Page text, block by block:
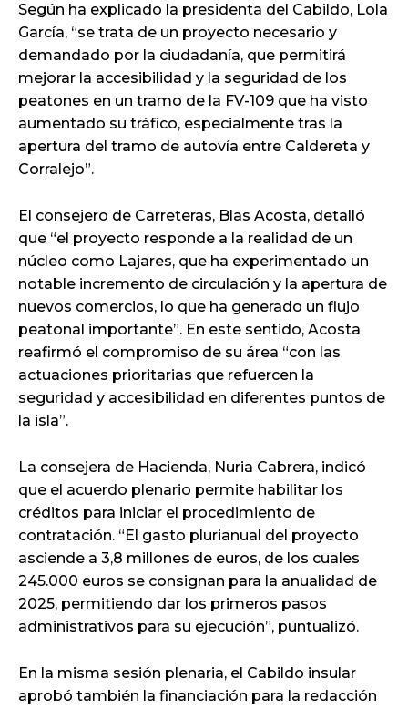
Según ha explicado la presidenta del Cabildo, Lola
García, “se trata de un proyecto necesario y
demandado por la ciudadanía, que permitirá
mejorar la accesibilidad y la seguridad de los
peatones en un tramo de la FV-109 que ha visto
aumentado su tráfico, especialmente tras la
apertura del tramo de autovía entre Caldereta y
Corralejo”.
El consejero de Carreteras, Blas Acosta, detalló
que “el proyecto responde a la realidad de un
núcleo como Lajares, que ha experimentado un
notable incremento de circulación y la apertura de
nuevos comercios, lo que ha generado un flujo
peatonal importante”. En este sentido, Acosta
reafirmó el compromiso de su área “con las
actuaciones prioritarias que refuercen la
seguridad y accesibilidad en diferentes puntos de
la isla”.
La consejera de Hacienda, Nuria Cabrera, indicó
que el acuerdo plenario permite habilitar los
créditos para iniciar el procedimiento de
contratación. “El gasto plurianual del proyecto
asciende a 3,8 millones de euros, de los cuales
245.000 euros se consignan para la anualidad de
2025, permitiendo dar los primeros pasos
administrativos para su ejecución”, puntualizó.
En la misma sesión plenaria, el Cabildo insular
aprobó también la financiación para la redacción